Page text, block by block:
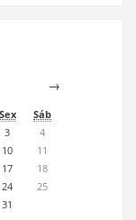
→
Sex
Sáb
3
4
10
11
17
18
24
25
31